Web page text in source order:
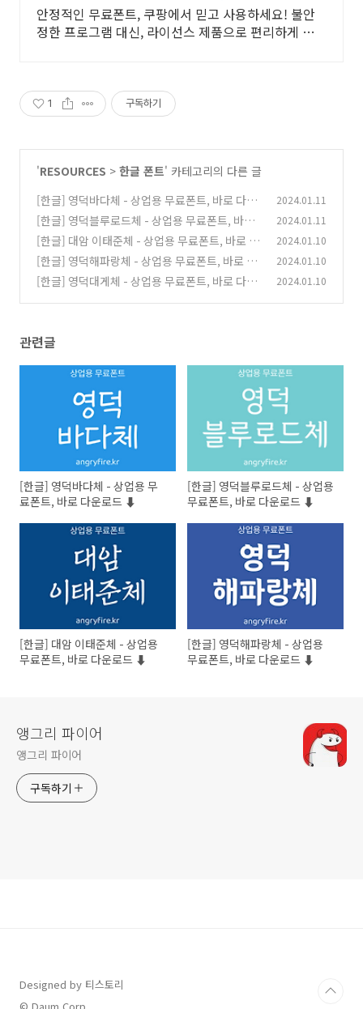
안정적인 무료폰트, 쿠팡에서 믿고 사용하세요! 불안
정한 프로그램 대신, 라이선스 제품으로 편리하게 시작
1 구독하기
'RESOURCES > 한글 폰트' 카테고리의 다른 글
[한글] 영덕바다체 - 상업용 무료폰트, 바로 다운
로드 ⬇︎ (0)
2024.01.11
[한글] 영덕블루로드체 - 상업용 무료폰트, 바로
다운로드 ⬇︎
(0)
2024.01.11
[한글] 대암 이태준체 - 상업용 무료폰트, 바로 다
운로드 ⬇︎ (0)
2024.01.10
[한글] 영덕해파랑체 - 상업용 무료폰트, 바로 다
운로드 ⬇︎ (0)
2024.01.10
[한글] 영덕대게체 - 상업용 무료폰트, 바로 다운
2024.01.10
관련글
[한글] 영덕바다체 - 상업용 무
료폰트, 바로 다운로드 ⬇︎
[한글] 영덕블루로드체 - 상업용
무료폰트, 바로 다운로드 ⬇︎
[한글] 대암 이태준체 - 상업용
무료폰트, 바로 다운로드 ⬇︎
[한글] 영덕해파랑체 - 상업용
무료폰트, 바로 다운로드 ⬇︎
앵그리 파이어
앵그리 파이어
구독하기
Designed by 티스토리